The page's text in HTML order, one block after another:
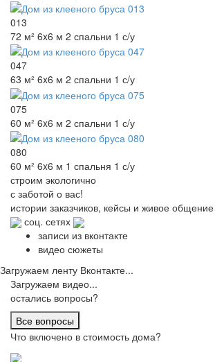
013
72 м² 6x6 м 2 спальни 1 с/у
047
63 м² 6x6 м 2 спальни 1 с/у
075
60 м² 6x6 м 2 спальни 1 с/у
080
60 м² 6x6 м 1 спальня 1 с/у
строим экологично
с заботой о вас!
истории заказчиков, кейсы и живое общение
соц. сетях
записи из вконтакте
видео сюжеты
Загружаем ленту Вконтакте...
Загружаем видео...
остались вопросы?
Все вопросы
Что включено в стоимость дома?